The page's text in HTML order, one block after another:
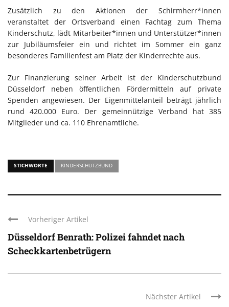
Zusätzlich zu den Aktionen der Schirmherr*innen
veranstaltet der Ortsverband einen Fachtag zum Thema
Kinderschutz, lädt Mitarbeiter*innen und Unterstützer*innen
zur Jubiläumsfeier ein und richtet im Sommer ein ganz
besonderes Familienfest am Platz der Kinderrechte aus.
Zur Finanzierung seiner Arbeit ist der Kinderschutzbund
Düsseldorf neben öffentlichen Fördermitteln auf private
Spenden angewiesen. Der Eigenmittelanteil beträgt jährlich
rund 420.000 Euro. Der gemeinnützige Verband hat 385
Mitglieder und ca. 110 Ehrenamtliche.
STICHWORTE KINDERSCHUTZBUND
Vorheriger Artikel
Düsseldorf Benrath: Polizei fahndet nach
Scheckkartenbetrügern
Nächster Artikel